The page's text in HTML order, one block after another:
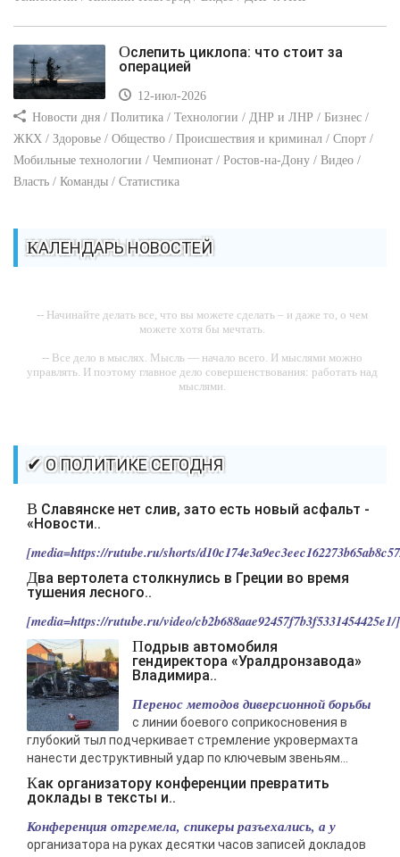
Ослепить циклопа: что стоит за
операцией
12-июл-2026
Новости дня / Политика / Технологии / ДНР и ЛНР / Бизнес /
ЖКХ / Здоровье / Общество / Происшествия и криминал / Спорт /
Мобильные технологии / Чемпионат / Ростов-на-Дону / Видео /
Власть / Команды / Статистика
КАЛЕНДАРЬ НОВОСТЕЙ
-- Начинайте делать все, что вы можете сделать – и даже то, о чем
можете хотя бы мечтать.
-- Все дело в мыслях. Мысль — начало всего. И мыслями можно
управлять. И поэтому главное дело совершенствования: работать над
мыслями.
-- Самое большое богатство — это ум. Самая большая нищета —
глупость. Из всех страхов самый пугающий — самолюбование.
-- Лучшее, что можно сделать с хорошим советом, это пропустить его
мимо ушей. Он никогда не бывает полезен никому, кроме того, кто его
-- Люблю давать советы и очень не люблю, когда их дают мне.
✔ О ПОЛИТИКЕ СЕГОДНЯ
В Славянске нет слив, зато есть новый асфальт -
«Новости..
[media=https://rutube.ru/shorts/
Два вертолета столкнулись в Греции во время
тушения лесного..
[media=https://rutube.ru/video/
Подрыв автомобиля
гендиректора «Уралдронзавода»
Владимира..
Перенос методов диверсионной борьбы
с линии боевого соприкосновения в
глубокий тыл подчеркивает стремление укровермахта
нанести деструктивный удар по ключевым звеньям...
Как организатору конференции превратить
доклады в тексты и..
Конференция отгремела, спикеры разъехались, а у
организатора на руках десятки часов записей докладов